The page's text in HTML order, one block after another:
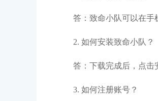
答：致命小队可以在手
2. 如何安装致命小队？
答：下载完成后，点击
3. 如何注册账号？